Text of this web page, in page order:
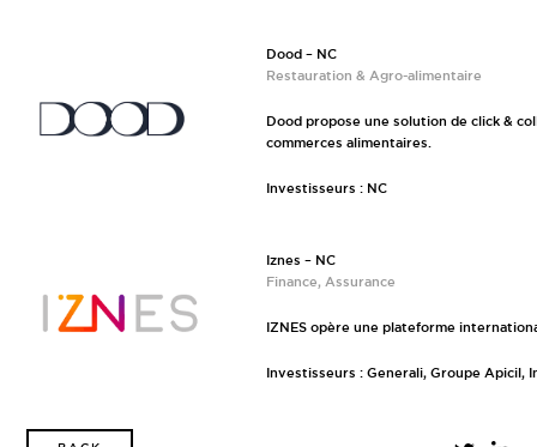
Dood – NC
Restauration & Agro-alimentaire
Dood propose une solution de click &
commerces alimentaires.
Investisseurs : NC
Iznes – NC
Finance, Assurance
IZNES opère une plateforme
Investisseurs : Generali, Groupe Apicil,